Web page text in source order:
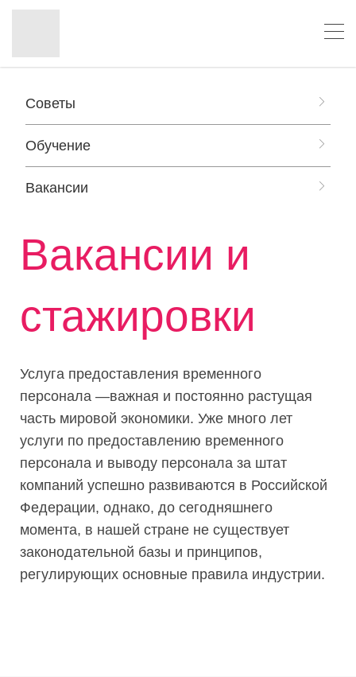
Советы
Обучение
Вакансии
Вакансии и
стажировки
Услуга предоставления временного
персонала —важная и постоянно растущая
часть мировой экономики. Уже много лет
услуги по предоставлению временного
персонала и выводу персонала за штат
компаний успешно развиваются в Российской
Федерации, однако, до сегодняшнего
момента, в нашей стране не существует
законодательной базы и принципов,
регулирующих основные правила индустрии.